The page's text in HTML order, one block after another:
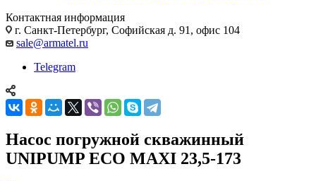
Контактная информация
г. Санкт-Петербург, Софийская д. 91, офис 104
sale@armatel.ru
Telegram
Насос погружной скважинный
UNIPUMP ECO MAXI 23,5-173